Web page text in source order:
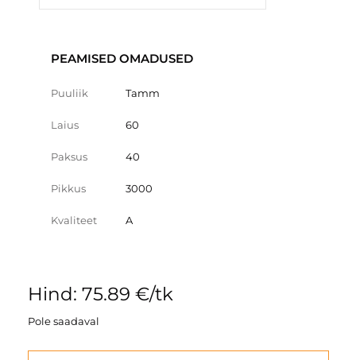
PEAMISED OMADUSED
Puuliik Tamm
Laius 60
Paksus 40
Pikkus 3000
Kvaliteet A
Hind: 75.89 €/tk
Pole saadaval